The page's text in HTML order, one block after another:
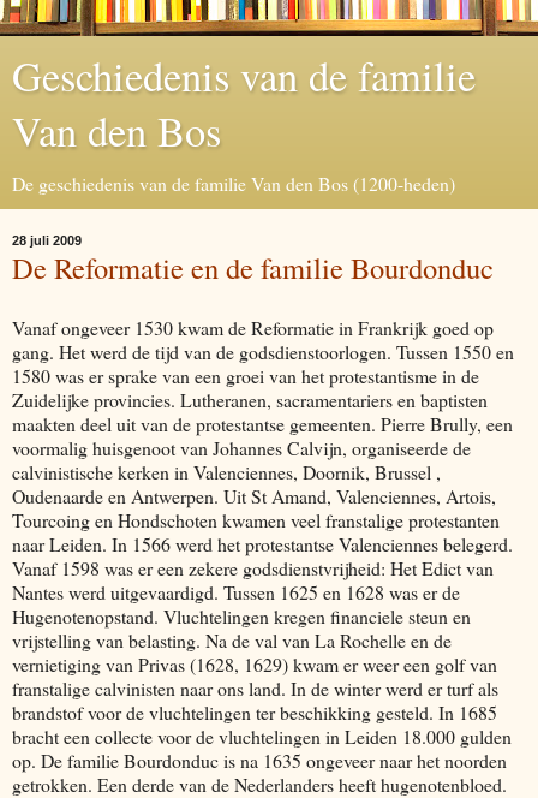
Geschiedenis van de familie
Van den Bos
De geschiedenis van de familie Van den Bos (1200-heden)
28 juli 2009
De Reformatie en de familie Bourdonduc
Vanaf ongeveer 1530 kwam de Reformatie in Frankrijk goed op
gang. Het werd de tijd van de godsdienstoorlogen. Tussen 1550 en
1580 was er sprake van een groei van het protestantisme in de
Zuidelijke provincies. Lutheranen, sacramentariers en baptisten
maakten deel uit van de protestantse gemeenten. Pierre Brully, een
voormalig huisgenoot van Johannes Calvijn, organiseerde de
calvinistische kerken in Valenciennes, Doornik, Brussel ,
Oudenaarde en Antwerpen. Uit St Amand, Valenciennes, Artois,
Tourcoing en Hondschoten kwamen veel franstalige protestanten
naar Leiden. In 1566 werd het protestantse Valenciennes belegerd.
Vanaf 1598 was er een zekere godsdienstvrijheid: Het Edict van
Nantes werd uitgevaardigd. Tussen 1625 en 1628 was er de
Hugenotenopstand. Vluchtelingen kregen financiele steun en
vrijstelling van belasting. Na de val van La Rochelle en de
vernietiging van Privas (1628, 1629) kwam er weer een golf van
franstalige calvinisten naar ons land. In de winter werd er turf als
brandstof voor de vluchtelingen ter beschikking gesteld. In 1685
bracht een collecte voor de vluchtelingen in Leiden 18.000 gulden
op. De familie Bourdonduc is na 1635 ongeveer naar het noorden
getrokken. Een derde van de Nederlanders heeft hugenotenbloed.